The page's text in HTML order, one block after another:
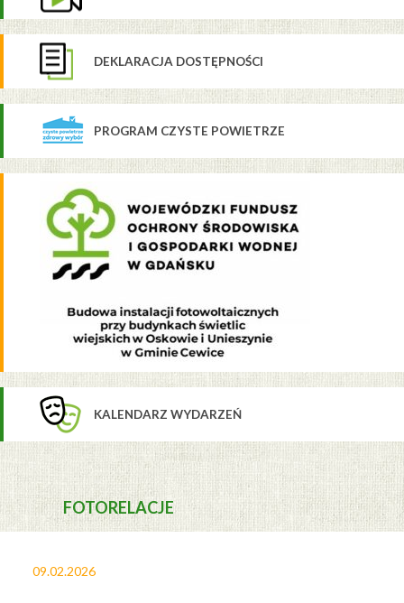
DEKLARACJA DOSTĘPNOŚCI
PROGRAM CZYSTE POWIETRZE
KALENDARZ WYDARZEŃ
FOTORELACJE
09.02.2026